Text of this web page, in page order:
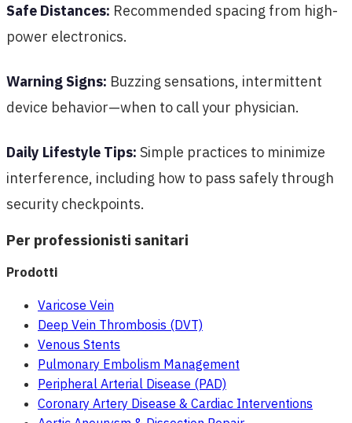
Safe Distances: Recommended spacing from high-
power electronics.
Warning Signs: Buzzing sensations, intermittent
device behavior—when to call your physician.
Daily Lifestyle Tips: Simple practices to minimize
interference, including how to pass safely through
security checkpoints.
Per professionisti sanitari
Prodotti
Varicose Vein
Deep Vein Thrombosis (DVT)
Venous Stents
Pulmonary Embolism Management
Peripheral Arterial Disease (PAD)
Coronary Artery Disease & Cardiac Interventions